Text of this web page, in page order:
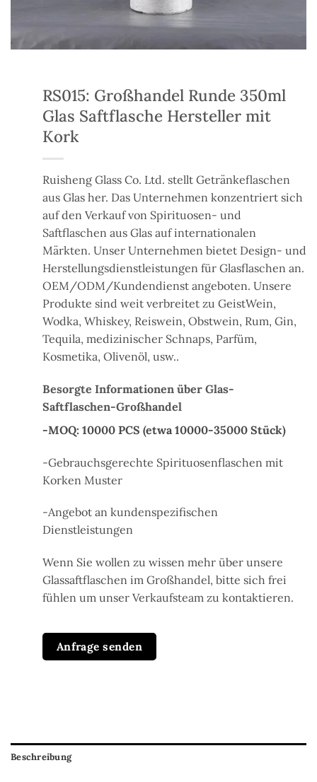
RS015: Großhandel Runde 350ml
Glas Saftflasche Hersteller mit
Kork
Ruisheng Glass Co. Ltd. stellt Getränkeflaschen
aus Glas her. Das Unternehmen konzentriert sich
auf den Verkauf von Spirituosen- und
Saftflaschen aus Glas auf internationalen
Märkten. Unser Unternehmen bietet Design- und
Herstellungsdienstleistungen für Glasflaschen an.
OEM/ODM/Kundendienst angeboten. Unsere
Produkte sind weit verbreitet zu GeistWein,
Wodka, Whiskey, Reiswein, Obstwein, Rum, Gin,
Tequila, medizinischer Schnaps, Parfüm,
Kosmetika, Olivenöl, usw..
Besorgte Informationen über Glas-
Saftflaschen-Großhandel
-MOQ: 10000 PCS (etwa 10000-35000 Stück)
-Gebrauchsgerechte Spirituosenflaschen mit
Korken Muster
-Angebot an kundenspezifischen
Dienstleistungen
Wenn Sie wollen zu wissen mehr über unsere
Glassaftflaschen im Großhandel, bitte sich frei
fühlen um unser Verkaufsteam zu kontaktieren.
Anfrage senden
Beschreibung